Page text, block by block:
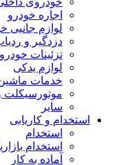
اجاره خودرو
لوازم جانبی خودرو
دزدگیر و ردیاب
تزئینات خودرو
لوازم یدکی
خدمات ماشین و
موتورسیکلت و
سایر
استخدام و کاریابی
استخدام
استخدام بازاریاب
آماده به کار